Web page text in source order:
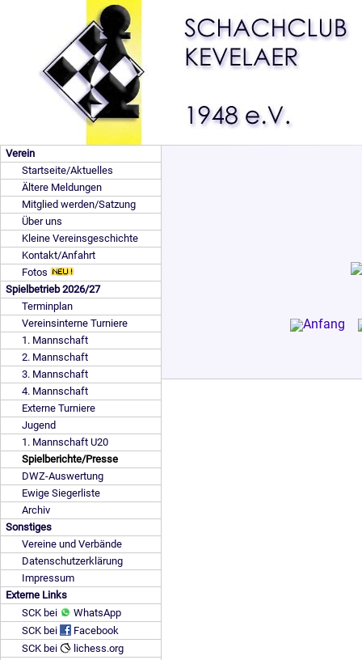
Verein
Startseite/Aktuelles
Ältere Meldungen
Mitglied werden/Satzung
Über uns
Kleine Vereinsgeschichte
Kontakt/Anfahrt
Fotos
Spielbetrieb 2026/27
Terminplan
Vereinsinterne Turniere
1. Mannschaft
2. Mannschaft
3. Mannschaft
4. Mannschaft
Externe Turniere
Jugend
1. Mannschaft U20
Spielberichte/Presse
DWZ-Auswertung
Ewige Siegerliste
Archiv
Sonstiges
Vereine und Verbände
Datenschutzerklärung
Impressum
Externe Links
SCK bei
WhatsApp
SCK bei
Facebook
SCK bei
lichess.org